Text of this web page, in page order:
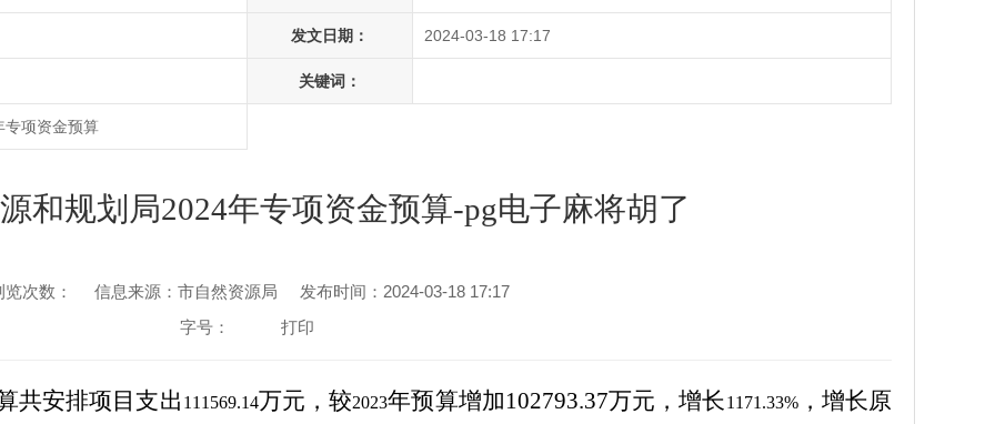
发文日期： 2024-03-18 17:17
关键词：
专项资金预算
和规划局2024年专项资金预算-pg电子麻将胡了
览次数： 信息来源：市自然资源局
发布时间：2024-03-18 17:17
字号：
打印
共安排项目支出 111569.14万元，较2023年预算增加102793.37万元，增长1171.33%，增长原